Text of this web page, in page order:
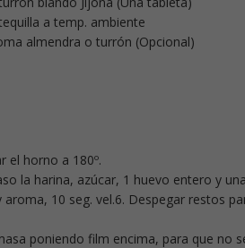
a temp. ambiente
almendra o turrón (Opcional)
el horno a 180º.
la harina, azúcar, 1 huevo entero y
aroma, 10 seg. vel.6. Despegar restos
poniendo film encima, para que no